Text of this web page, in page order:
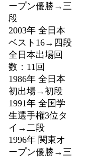
ープン優勝→三
段
2003年 全日本
ベスト16→四段
全日本出場回
数：11回
1986年 全日本
初出場→初段
1991年 全国学
生選手権3位タ
イ→二段
1996年 関東オ
ープン優勝→三